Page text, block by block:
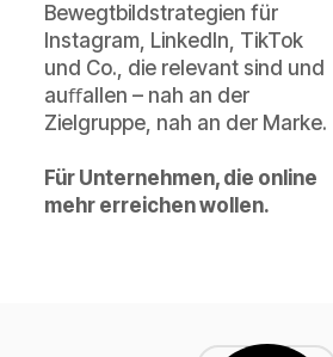
Bewegtbildstrategien für
Instagram, LinkedIn, TikTok
und Co., die relevant sind und
auﬀallen – nah an der
Zielgruppe, nah an der Marke.
Für Unternehmen, die online
mehr erreichen wollen.